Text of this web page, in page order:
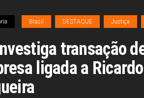
Brasil DESTAQUE Justiça
transação
ligada a